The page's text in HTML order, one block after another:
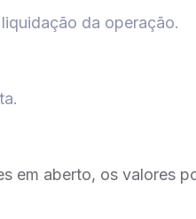
da operação.
em aberto, os valores